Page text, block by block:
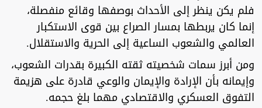
فلم يكن ينظر إلى الأحداث بوصفها وقائع منفصلة،
إنما كان يربطها بمسار الصراع بين قوى الاستكبار
العالمي والشعوب الساعية إلى الحرية والاستقلال.
ومن أبرز سمات شخصيته ثقته الكبيرة بقدرات الشعوب،
وإيمانه بأن الإرادة والإيمان والوعي قادرة على هزيمة
التفوق العسكري والاقتصادي مهما بلغ حجمه.